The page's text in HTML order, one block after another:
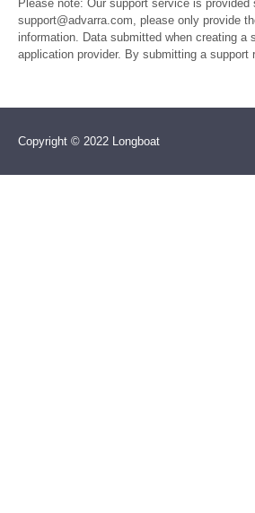
Please note: Our support service is
support@advarra.com, please only provide
information. Data submitted when creating
application provider. By submitting a
Copyright © 2022 Longboat